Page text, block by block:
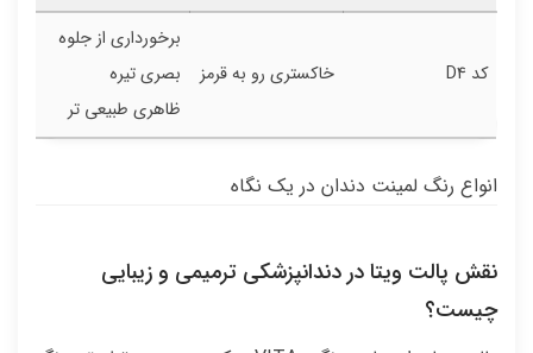
کد D4 خاکستری رو به قرمز
برخورداری از جلوه
بصری تیره
ظاهری طبیعی تر
انواع رنگ لمینت دندان در یک نگاه
نقش پالت ویتا در دندانپزشکی ترمیمی و زیبایی
چیست؟